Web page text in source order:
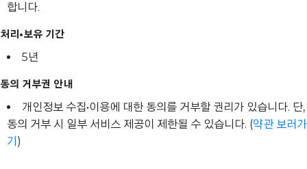
합니다.
처리•보유 기간
5년
동의 거부권 안내
개인정보 수집•이용에 대한 동의를 거부할 권리가 있습니다. 단,
동의 거부 시 일부 서비스 제공이 제한될 수 있습니다. (약관 보러가
기 )